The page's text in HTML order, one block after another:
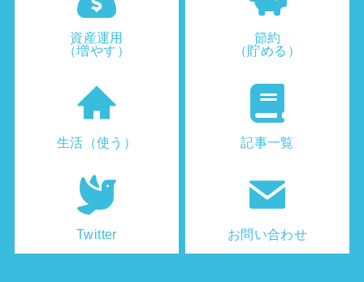
資産運用
（増やす）
節約
（貯める）
生活（使う） 記事一覧
Twitter お問い合わせ